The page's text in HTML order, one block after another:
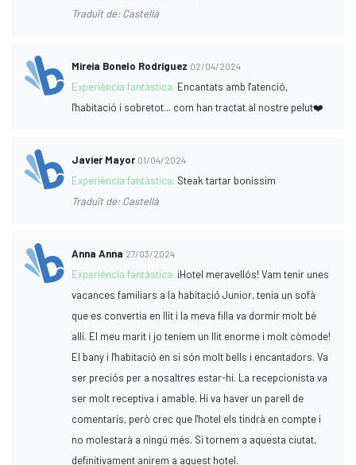
Traduït de: Castellà
Mireia Bonelo Rodríguez 02/04/2024
Experiència fantàstica: Encantats amb l'atenció,
l'habitació i sobretot... com han tractat al nostre pelut❤️
Javier Mayor 01/04/2024
Experiència fantàstica: Steak tartar boníssim
Traduït de: Castellà
Anna Anna 27/03/2024
Experiència fantàstica: ¡Hotel meravellós! Vam tenir unes
vacances familiars a la habitació Junior, tenia un sofà
que es convertia en llit i la meva filla va dormir molt bé
allí. El meu marit i jo teníem un llit enorme i molt còmode!
El bany i l'habitació en si són molt bells i encantadors. Va
ser preciós per a nosaltres estar-hi. La recepcionista va
ser molt receptiva i amable. Hi va haver un parell de
comentaris, però crec que l'hotel els tindrà en compte i
no molestarà a ningú més. Si tornem a aquesta ciutat,
definitivament anirem a aquest hotel.